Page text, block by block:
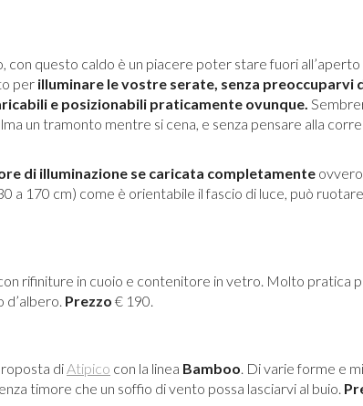
con questo caldo è un piacere poter stare fuori
per illuminare le vostre serate, senza preoccuparvi
e posizionabili praticamente ovunque.
un tramonto mentre si cena, e senza pensare alla
di illuminazione se caricata completamente
a 170 cm) come è orientabile il fascio di luce, può
rifiniture in cuoio e contenitore in vetro. Molto pratica
Prezzo € 190.
diAtipico con la linea Bamboo. Di varie forme e
timore che un soffio di vento possa lasciarvi al buio.